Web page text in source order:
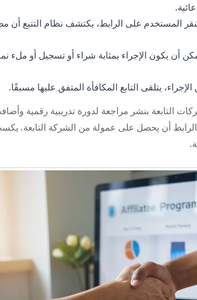
المستخدم على الرابط، يكتشف نظام التتبع
أن يكون الإجراء بمثابة شراء أو تسجيل أو ملء
يتلقى التابع المكافأة المتفق عليها مسبقًا.
التابعة بنشر مراجعة لدورة تدريبية رقمية
أن يحصل على عمولة من الشركة التابعة.